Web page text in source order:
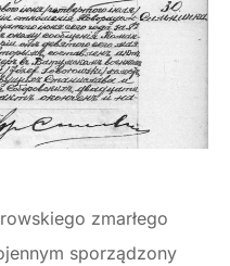
zmarłego
sporządzony